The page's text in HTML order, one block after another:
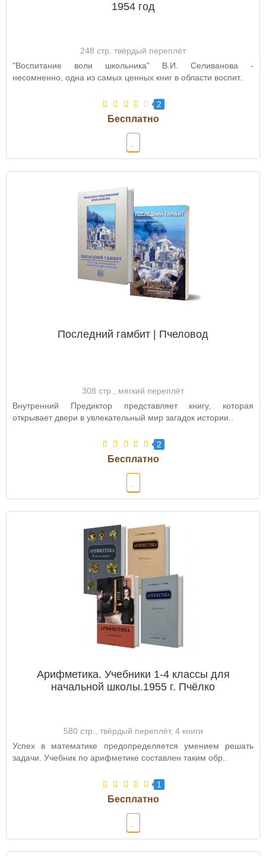
1954 год
248 стр. твёрдый переплёт
"Воспитание воли школьника" В.И. Селиванова -
несомненно, одна из самых ценных книг в области воспит..
2
Последний гамбит | Пчеловод
308 стр., мягкий переплёт
Внутренний Предиктор представляет книгу, которая
открывает двери в увлекательный мир загадок истории..
2
Арифметика. Учебники 1-4 классы для
начальной школы.1955 г. Пчёлко
580 стр., твёрдый переплёт, 4 книги
Успех в математике предопределяется умением решать
задачи. Учебник по арифметике составлен таким обр..
1